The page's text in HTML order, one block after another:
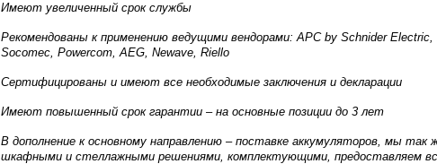
Имеют увеличенный срок службы
Рекомендованы к применению ведущими вендорами: APC by Schnider Electric,
Socomec, Powercom, AEG, Newave, Riello
Сертифицированы и имеют все необходимые заключения и декларации
Имеют повышенный срок гарантии – на основные позиции до 3 лет
В дополнение к основному направлению – поставке аккумуляторов, мы так
шкафными и стеллажными решениями, комплектующими, предоставляем